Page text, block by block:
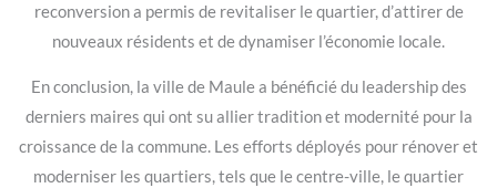
reconversion a permis de revitaliser le quartier, d’attirer de
nouveaux résidents et de dynamiser l’économie locale.
En conclusion, la ville de Maule a bénéficié du leadership des
derniers maires qui ont su allier tradition et modernité pour la
croissance de la commune. Les efforts déployés pour rénover et
moderniser les quartiers, tels que le centre-ville, le quartier